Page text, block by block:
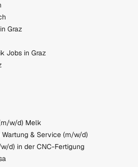
Graz
Jobs in Graz
w/d) Melk
& Service (m/w/d)
d) in der CNC-Fertigung